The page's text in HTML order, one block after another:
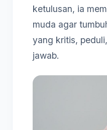
ketulusan, ia
muda agar
yang kritis,
jawab.